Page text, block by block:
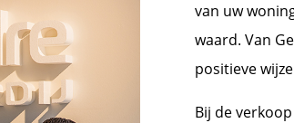
van uw
waard. Van
positieve
Bij de